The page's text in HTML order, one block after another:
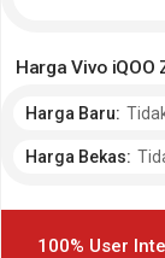
produk Vivo
Harga Vivo
Harga Baru:
Harga Bekas:
100% User